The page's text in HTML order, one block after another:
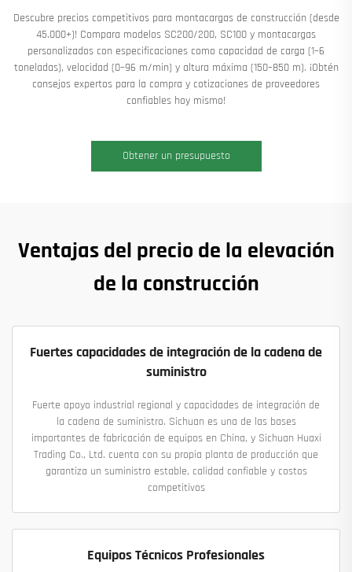
Descubre precios competitivos para montacargas de construcción (desde
45.000+)! Compara modelos SC200/200, SC100 y montacargas
personalizados con especificaciones como capacidad de carga (1–6
toneladas), velocidad (0–96 m/min) y altura máxima (150–850 m). ¡Obtén
consejos expertos para la compra y cotizaciones de proveedores
confiables hoy mismo!
Obtener un presupuesto
Ventajas del precio de la elevación
de la construcción
Fuertes capacidades de integración de la cadena de
suministro
Fuerte apoyo industrial regional y capacidades de integración de
la cadena de suministro. Sichuan es una de las bases
importantes de fabricación de equipos en China, y Sichuan Huaxi
Trading Co., Ltd. cuenta con su propia planta de producción que
garantiza un suministro estable, calidad confiable y costos
competitivos
Equipos Técnicos Profesionales